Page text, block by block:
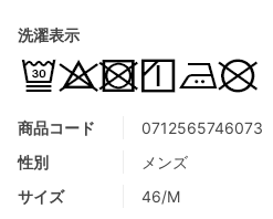
商品コード
0712565746073
性別
メンズ
サイズ
46/M
洗濯表示